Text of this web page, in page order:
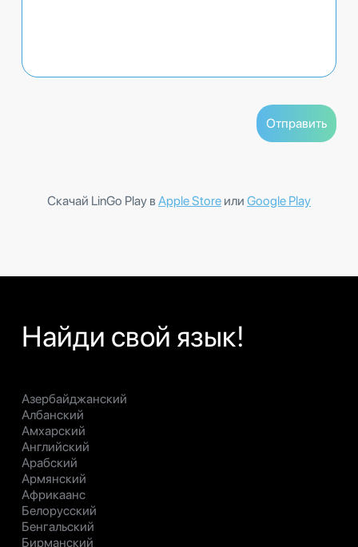
Скачай LinGo Play в Apple Store или Google Play
Найди свой язык!
Азербайджанский
Албанский
Амхарский
Английский
Арабский
Армянский
Африкаанс
Белорусский
Бенгальский
Бирманский